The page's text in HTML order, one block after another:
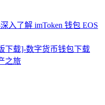
入了解 imToken 钱包 EOS
下载]-数字货币钱包下载
之旅